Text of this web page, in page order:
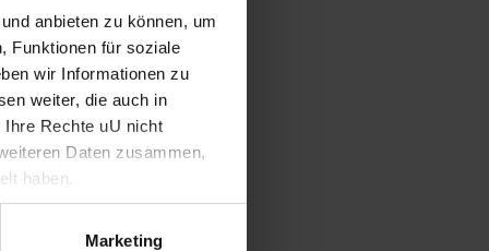
anbieten zu können, um
Funktionen für soziale
wir Informationen zu
weiter, die auch in
Ihre Rechte uU nicht
Daten zusammen,
haben.
Marketing